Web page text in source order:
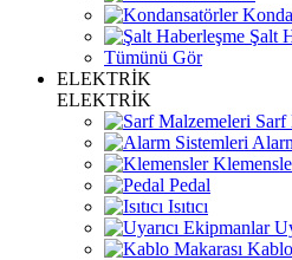
Şalt
Tümünü Gör
ELEKTRİK
ELEKTRİK
Sarf
Pedal
Isıtıcı